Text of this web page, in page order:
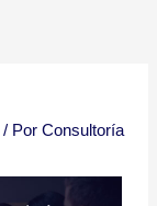
/ PorConsultoría